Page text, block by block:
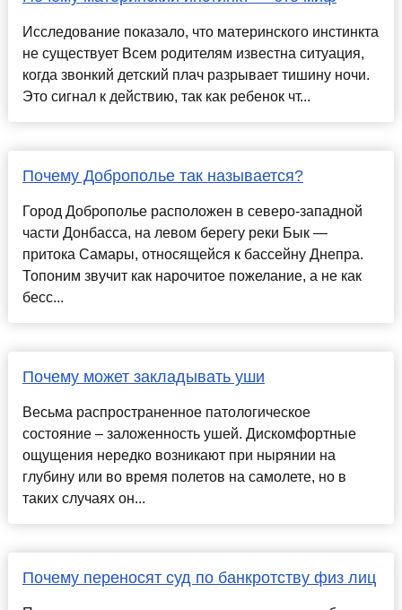
Исследование показало, что материнского инстинкта
не существует Всем родителям известна ситуация,
когда звонкий детский плач разрывает тишину ночи.
Это сигнал к действию, так как ребенок чт...
Почему Доброполье так называется?
Город Доброполье расположен в северо-западной
части Донбасса, на левом берегу реки Бык —
притока Самары, относящейся к бассейну Днепра.
Топоним звучит как нарочитое пожелание, а не как
бесс...
Почему может закладывать уши
Весьма распространенное патологическое
состояние – заложенность ушей. Дискомфортные
ощущения нередко возникают при нырянии на
глубину или во время полетов на самолете, но в
таких случаях он...
Почему переносят суд по банкротству физ лиц